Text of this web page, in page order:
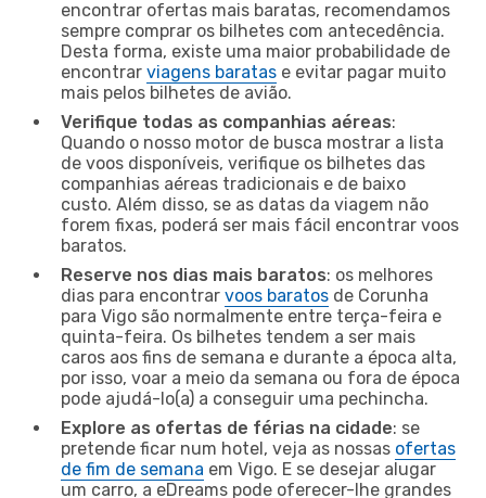
encontrar ofertas mais baratas, recomendamos
sempre comprar os bilhetes com antecedência.
Desta forma, existe uma maior probabilidade de
encontrar viagens baratas e evitar pagar muito
mais pelos bilhetes de avião.
Verifique todas as companhias aéreas:
Quando o nosso motor de busca mostrar a lista
de voos disponíveis, verifique os bilhetes das
companhias aéreas tradicionais e de baixo
custo. Além disso, se as datas da viagem não
forem fixas, poderá ser mais fácil encontrar voos
baratos.
Reserve nos dias mais baratos: os melhores
dias para encontrar voos baratos de Corunha
para Vigo são normalmente entre terça-feira e
quinta-feira. Os bilhetes tendem a ser mais
caros aos fins de semana e durante a época alta,
por isso, voar a meio da semana ou fora de época
pode ajudá-lo(a) a conseguir uma pechincha.
Explore as ofertas de férias na cidade: se
pretende ficar num hotel, veja as nossas ofertas
de fim de semana em Vigo. E se desejar alugar
um carro, a eDreams pode oferecer-lhe grandes